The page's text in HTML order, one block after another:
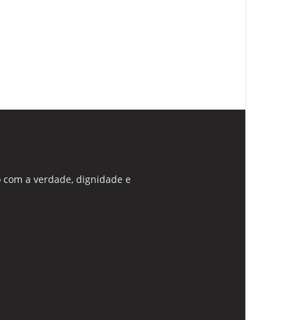
a verdade, dignidade e